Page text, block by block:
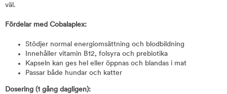
väl.
Fördelar med Cobalaplex:
Stödjer normal energiomsättning och blodbildning
Innehåller vitamin B12, folsyra och prebiotika
Kapseln kan ges hel eller öppnas och blandas i mat
Passar både hundar och katter
Dosering (1 gång dagligen):